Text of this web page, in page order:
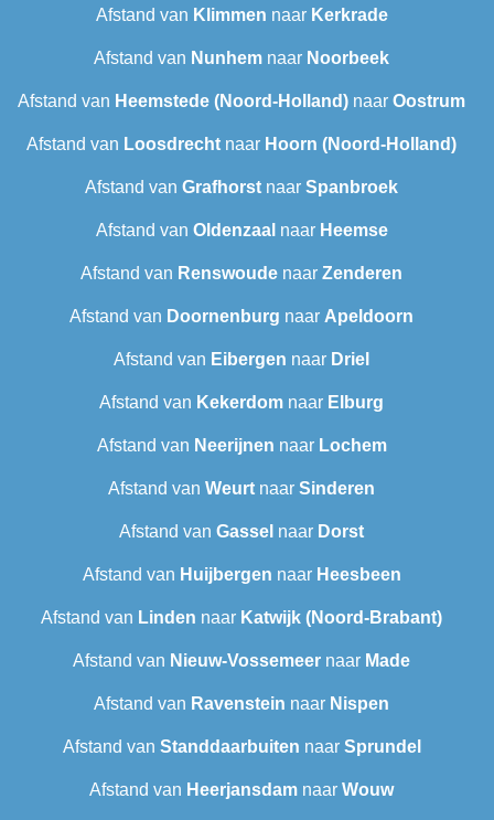
Afstand van Klimmen naar Kerkrade
Afstand van Nunhem naar Noorbeek
Afstand van Heemstede (Noord-Holland) naar Oostrum
Afstand van Loosdrecht naar Hoorn (Noord-Holland)
Afstand van Grafhorst naar Spanbroek
Afstand van Oldenzaal naar Heemse
Afstand van Renswoude naar Zenderen
Afstand van Doornenburg naar Apeldoorn
Afstand van Eibergen naar Driel
Afstand van Kekerdom naar Elburg
Afstand van Neerijnen naar Lochem
Afstand van Weurt naar Sinderen
Afstand van Gassel naar Dorst
Afstand van Huijbergen naar Heesbeen
Afstand van Linden naar Katwijk (Noord-Brabant)
Afstand van Nieuw-Vossemeer naar Made
Afstand van Ravenstein naar Nispen
Afstand van Standdaarbuiten naar Sprundel
Afstand van Heerjansdam naar Wouw